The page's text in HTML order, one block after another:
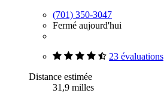
(701) 350-3047
Fermé aujourd'hui
23 évaluations
Distance estimée
31,9 milles